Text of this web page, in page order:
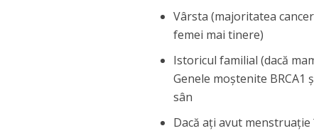
Vârsta (majoritatea
femei mai tinere)
Istoricul familial (dacă
Genele moștenite BRCA1
sân
Dacă ați avut